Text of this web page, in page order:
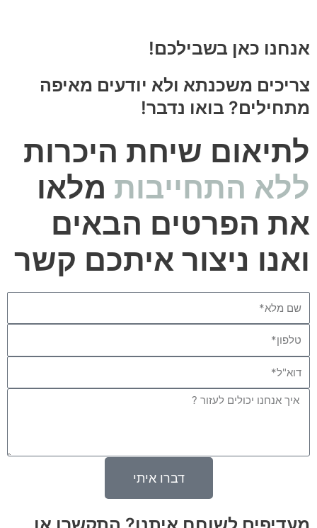
אנחנו כאן בשבילכם!
צריכים משכנתא ולא יודעים מאיפה
מתחילים? בואו נדבר!
לתיאום שיחת היכרות
ללא התחייבות מלאו
את הפרטים הבאים
ואנו ניצור איתכם קשר
Message
דברו איתי